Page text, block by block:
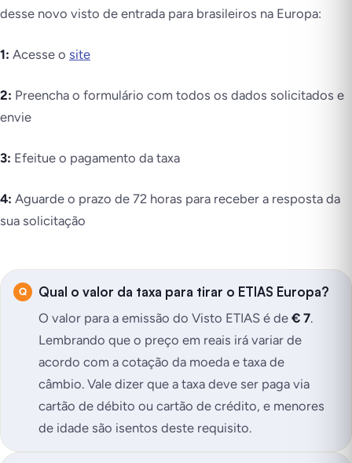
desse novo visto de entrada para brasileiros na Europa:
1: Acesse o site
2: Preencha o formulário com todos os dados solicitados e
envie
3: Efeitue o pagamento da taxa
4: Aguarde o prazo de 72 horas para receber a resposta da
sua solicitação
Qual o valor da taxa para tirar o ETIAS Europa?
O valor para a emissão do Visto ETIAS é de € 7.
Lembrando que o preço em reais irá variar de
acordo com a cotação da moeda e taxa de
câmbio. Vale dizer que a taxa deve ser paga via
cartão de débito ou cartão de crédito, e menores
de idade são isentos deste requisito.